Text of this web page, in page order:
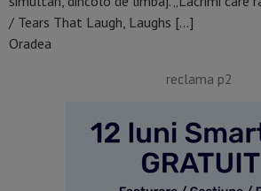
/ Tears That Laugh, Laughs […]
Oradea
reclama p2